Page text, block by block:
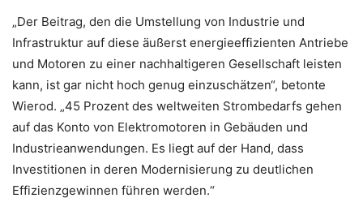
„Der Beitrag, den die Umstellung von Industrie und
Infrastruktur auf diese äußerst energieeffizienten Antriebe
und Motoren zu einer nachhaltigeren Gesellschaft leisten
kann, ist gar nicht hoch genug einzuschätzen“, betonte
Wierod. „45 Prozent des weltweiten Strombedarfs gehen
auf das Konto von Elektromotoren in Gebäuden und
Industrieanwendungen. Es liegt auf der Hand, dass
Investitionen in deren Modernisierung zu deutlichen
Effizienzgewinnen führen werden.“